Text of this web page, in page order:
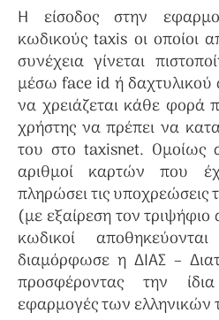
Η είσοδος στην
κωδικούς taxis οι οποίοι
συνέχεια γίνεται
μέσω face id ή
να χρειάζεται κάθε φορά
χρήστης να πρέπει να
του στο taxisnet. Ομοίως
αριθμοί καρτών που
πληρώσει τις
(με εξαίρεση τον
κωδικοί
διαμόρφωσε η ΔΙΑΣ –
προσφέροντας την
εφαρμογές των ελληνικών